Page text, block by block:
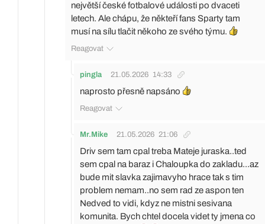
největší české fotbalové události po dvaceti
letech. Ale chápu, že někteří fans Sparty tam
musí na sílu tlačit někoho ze svého týmu.
Reagovat
pingla 21.05.2026 14:33
naprosto přesně napsáno
Reagovat
Mr.Mike 21.05.2026 21:06
Driv sem tam cpal treba Mateje juraska..ted
sem cpal na baraz i Chaloupka do zakladu...az
bude mit slavka zajimavyho hrace tak s tim
problem nemam..no sem rad ze aspon ten
Nedved to vidi, kdyz ne mistni sesivana
komunita. Bych chtel docela videt ty jmena co